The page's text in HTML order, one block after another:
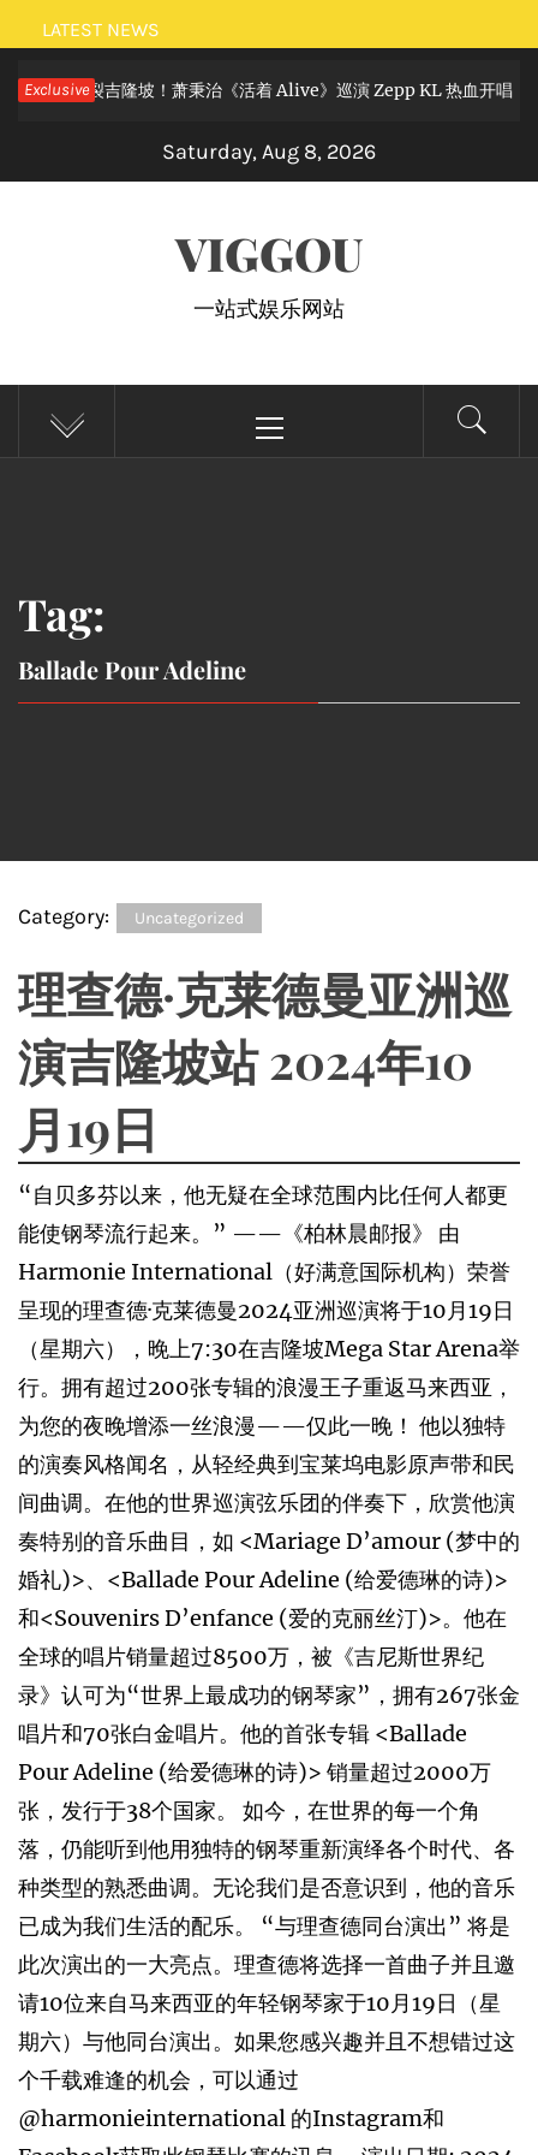
Skip
to
content
LATEST NEWS
Exclusive
滚狂欢炸裂吉隆坡！萧秉治《活着 Alive》巡演 Zepp KL 热血开唱
Saturday, Aug 8, 2026
VIGGOU
一站式娱乐网站
Menu
Tag:
Ballade Pour Adeline
Category: Uncategorized
理查德·克莱德曼亚洲巡
演吉隆坡站 2024年10
月19日
“自贝多芬以来，他无疑在全球范围内比任何人都更
能使钢琴流行起来。” ——《柏林晨邮报》 由
Harmonie International（好满意国际机构）荣誉
呈现的理查德·克莱德曼2024亚洲巡演将于10月19日
（星期六），晚上7:30在吉隆坡Mega Star Arena举
行。拥有超过200张专辑的浪漫王子重返马来西亚，
为您的夜晚增添一丝浪漫——仅此一晚！ 他以独特
的演奏风格闻名，从轻经典到宝莱坞电影原声带和民
间曲调。在他的世界巡演弦乐团的伴奏下，欣赏他演
奏特别的音乐曲目，如 <Mariage D’amour (梦中的
婚礼)>、<Ballade Pour Adeline (给爱德琳的诗)>
和<Souvenirs D’enfance (爱的克丽丝汀)>。他在
全球的唱片销量超过8500万，被《吉尼斯世界纪
录》认可为“世界上最成功的钢琴家”，拥有267张金
唱片和70张白金唱片。他的首张专辑 <Ballade
Pour Adeline (给爱德琳的诗)> 销量超过2000万
张，发行于38个国家。 如今，在世界的每一个角
落，仍能听到他用独特的钢琴重新演绎各个时代、各
种类型的熟悉曲调。无论我们是否意识到，他的音乐
已成为我们生活的配乐。 “与理查德同台演出” 将是
此次演出的一大亮点。理查德将选择一首曲子并且邀
请10位来自马来西亚的年轻钢琴家于10月19日（星
期六）与他同台演出。如果您感兴趣并且不想错过这
个千载难逢的机会，可以通过
@harmonieinternational 的Instagram和